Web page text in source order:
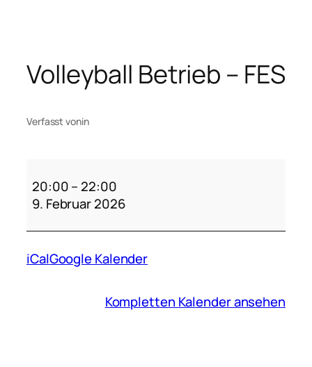
springen
Volleyball Betrieb – FES
Verfasst vonin
Betrieb
20:00– 22:00
9. Februar 2026
iCalGoogle Kalender
Kompletten Kalender ansehen